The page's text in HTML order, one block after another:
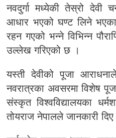
नवदुर्गा मध्येकी तेस्रो देवी
आधार भएको घण्ट लिने
रहन गएको भन्ने विभिन्न
उल्लेख गरिएको छ ।
यस्ती देवीको पूजा
नवरात्रका अवसरमा विशेष
संस्कृत विश्वविद्यालयका
तोयराज नेपालले जानकारी दिए